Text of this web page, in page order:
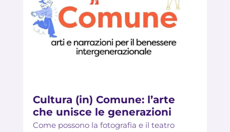
Cultura (in) Comune: l’arte
che unisce le generazioni
Come possono la fotografia e il teatro